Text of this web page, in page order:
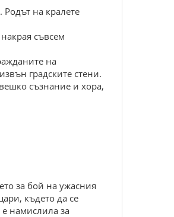
на кралете
съвсем
на
градските стени.
съзнание и хора,
за бой на ужасния
където да се
е намислила за